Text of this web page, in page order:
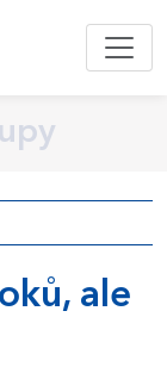
ale